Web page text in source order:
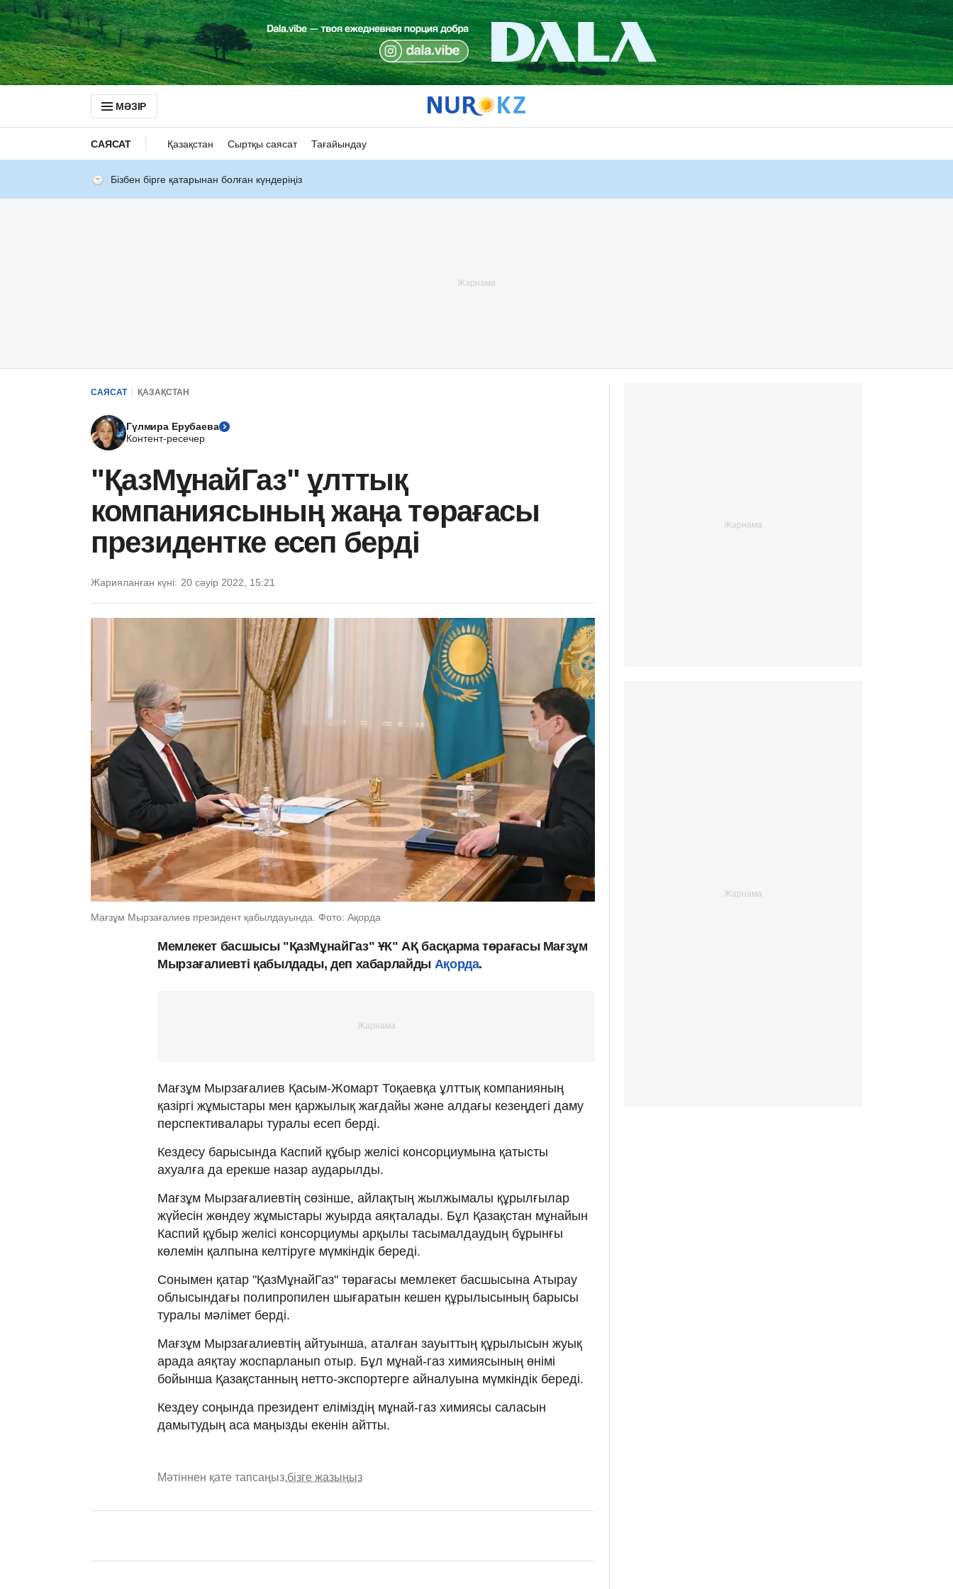
МӘЗІР
САЯСАТ Қазақстан Сыртқы саясат Тағайындау
Бізбен бірге қатарынан болған күндеріңіз
САЯСАТ ҚАЗАҚСТАН
Гүлмира Ерубаева
Контент-ресечер
"ҚазМұнайГаз" ұлттық
компаниясының жаңа төрағасы
президентке есеп берді
Жарияланған күні: 20 сәуір 2022, 15:21
Мағзұм Мырзағалиев президент қабылдауында. Фото: Ақорда
Мемлекет басшысы "ҚазМұнайГаз" ҰК" АҚ басқарма төрағасы Мағзұм
Мырзағалиевті қабылдады, деп хабарлайды Ақорда.
Мағзұм Мырзағалиев Қасым-Жомарт Тоқаевқа ұлттық компанияның
қазіргі жұмыстары мен қаржылық жағдайы және алдағы кезеңдегі даму
перспективалары туралы есеп берді.
Кездесу барысында Каспий құбыр желісі консорциумына қатысты
ахуалға да ерекше назар аударылды.
Мағзұм Мырзағалиевтің сөзінше, айлақтың жылжымалы құрылғылар
жүйесін жөндеу жұмыстары жуырда аяқталады. Бұл Қазақстан мұнайын
Каспий құбыр желісі консорциумы арқылы тасымалдаудың бұрынғы
көлемін қалпына келтіруге мүмкіндік береді.
Сонымен қатар "ҚазМұнайГаз" төрағасы мемлекет басшысына Атырау
облысындағы полипропилен шығаратын кешен құрылысының барысы
туралы мәлімет берді.
Мағзұм Мырзағалиевтің айтуынша, аталған зауыттың құрылысын жуық
арада аяқтау жоспарланып отыр. Бұл мұнай-газ химиясының өнімі
бойынша Қазақстанның нетто-экспортерге айналуына мүмкіндік береді.
Кездеу соңында президент еліміздің мұнай-газ химиясы саласын
дамытудың аса маңызды екенін айтты.
Мәтіннен қате тапсаңыз,бізге жазыңыз